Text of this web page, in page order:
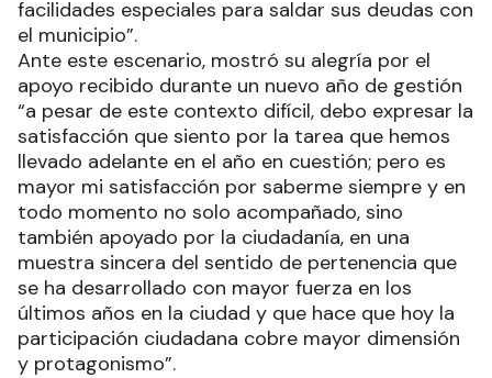
facilidades especiales para saldar sus deudas con
el municipio”.
Ante este escenario, mostró su alegría por el
apoyo recibido durante un nuevo año de gestión
“a pesar de este contexto difícil, debo expresar la
satisfacción que siento por la tarea que hemos
llevado adelante en el año en cuestión; pero es
mayor mi satisfacción por saberme siempre y en
todo momento no solo acompañado, sino
también apoyado por la ciudadanía, en una
muestra sincera del sentido de pertenencia que
se ha desarrollado con mayor fuerza en los
últimos años en la ciudad y que hace que hoy la
participación ciudadana cobre mayor dimensión
y protagonismo”.